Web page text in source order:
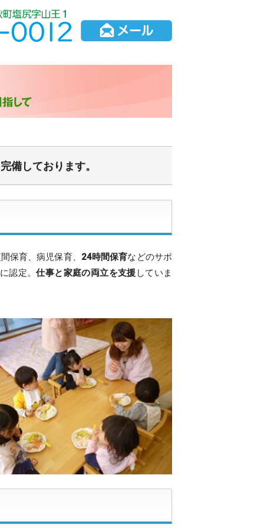
備しております。
保育、病児保育、 24時間保育などのサポ
認定。仕事と家庭の両立を支援 していま